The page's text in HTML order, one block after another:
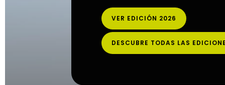
VER EDICIÓN 2026
DESCUBRE TODAS LAS